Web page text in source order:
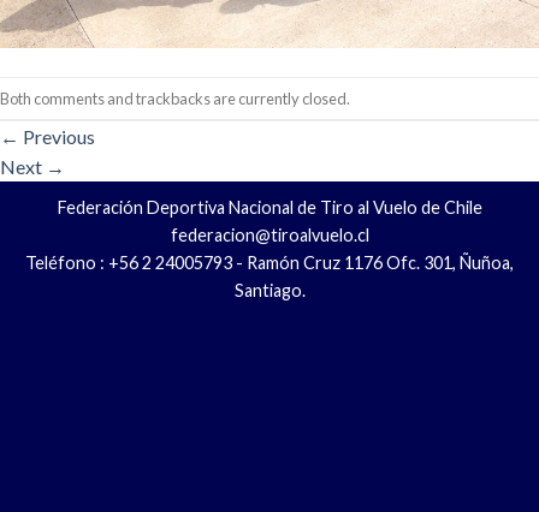
Both comments and trackbacks are currently closed.
← Previous
Next →
Federación Deportiva Nacional de Tiro al Vuelo de Chile
federacion@tiroalvuelo.cl
Teléfono : +56 2 24005793 - Ramón Cruz 1176 Ofc. 301, Ñuñoa,
Santiago.